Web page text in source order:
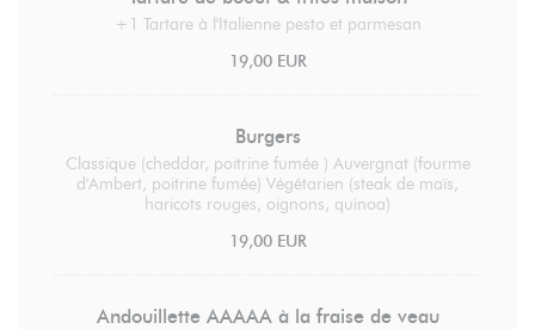
+1 Tartare à l'Italienne pesto et parmesan
19,00 EUR
Burgers
Classique (cheddar, poitrine fumée ) Auvergnat (fourme
d'Ambert, poitrine fumée) Végétarien (steak de maïs,
haricots rouges, oignons, quinoa)
19,00 EUR
Andouillette AAAAA à la fraise de veau